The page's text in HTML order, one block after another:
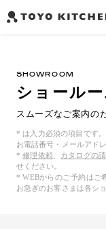
SHOWROOM
ショール
スムーズなご案内の
* は入力必須の項目です
お電話番号・メールアド
*修理依頼 カタログの
せください。
* WEBからのご予約はご
お急ぎのお客さまは各シ